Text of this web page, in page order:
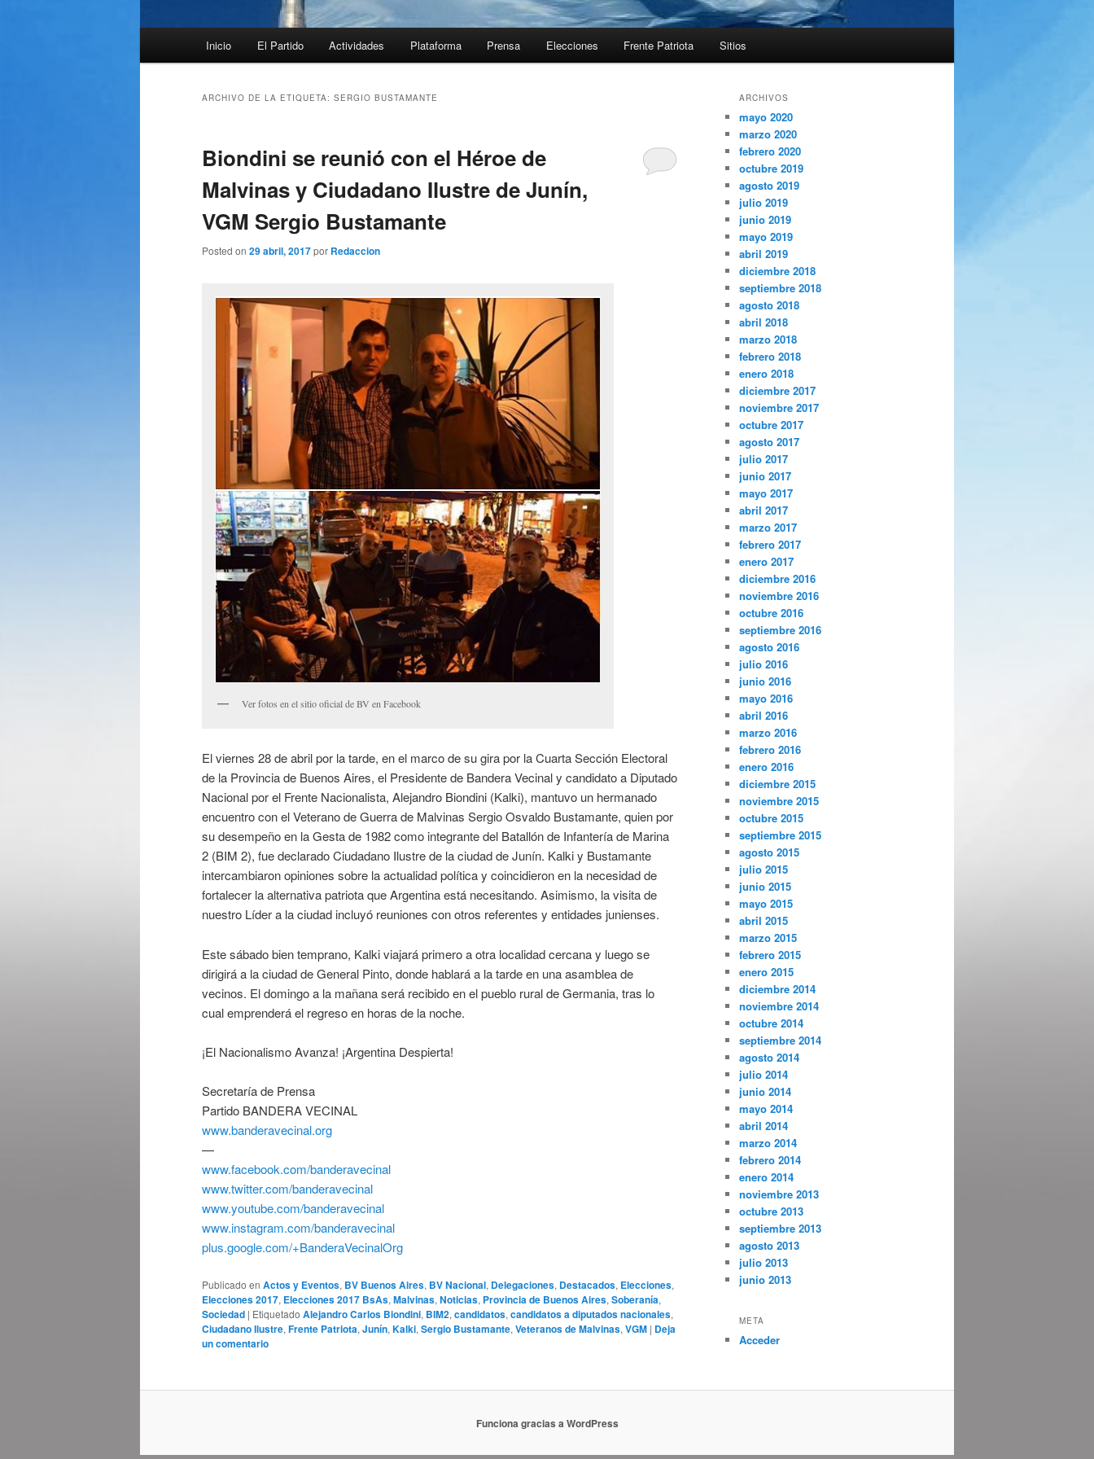
Inicio El Partido Actividades Plataforma Prensa Elecciones Frente Patriota Sitios
ARCHIVO DE LA ETIQUETA: SERGIO BUSTAMANTE
Biondini se reunió con el Héroe de
Malvinas y Ciudadano Ilustre de Junín,
VGM Sergio Bustamante
Posted on 29 abril, 2017por Redaccion
Ver fotos en el sitio oficial de BV en Facebook
El viernes 28 de abril por la tarde, en el marco de su gira por la Cuarta Sección Electoral
de la Provincia de Buenos Aires, el Presidente de Bandera Vecinal y candidato a Diputado
Nacional por el Frente Nacionalista, Alejandro Biondini (Kalki), mantuvo un hermanado
encuentro con el Veterano de Guerra de Malvinas Sergio Osvaldo Bustamante, quien por
su desempeño en la Gesta de 1982 como integrante del Batallón de Infantería de Marina
2 (BIM 2), fue declarado Ciudadano Ilustre de la ciudad de Junín. Kalki y Bustamante
intercambiaron opiniones sobre la actualidad política y coincidieron en la necesidad de
fortalecer la alternativa patriota que Argentina está necesitando. Asimismo, la visita de
nuestro Líder a la ciudad incluyó reuniones con otros referentes y entidades junienses.
Este sábado bien temprano, Kalki viajará primero a otra localidad cercana y luego se
dirigirá a la ciudad de General Pinto, donde hablará a la tarde en una asamblea de
vecinos. El domingo a la mañana será recibido en el pueblo rural de Germania, tras lo
cual emprenderá el regreso en horas de la noche.
¡El Nacionalismo Avanza! ¡Argentina Despierta!
Secretaría de Prensa
Partido BANDERA VECINAL
www.banderavecinal.org
—
www.facebook.com/banderavecinal
www.twitter.com/banderavecinal
www.youtube.com/banderavecinal
www.instagram.com/banderavecinal
plus.google.com/+BanderaVecinalOrg
Publicado en Actos y Eventos, BV Buenos Aires, BV Nacional, Delegaciones, Destacados, Elecciones,
Elecciones 2017, Elecciones 2017 BsAs, Malvinas, Noticias, Provincia de Buenos Aires, Soberanía,
Sociedad | Etiquetado Alejandro Carlos Biondini, BIM2, candidatos, candidatos a diputados nacionales,
Ciudadano Ilustre, Frente Patriota, Junín, Kalki, Sergio Bustamante, Veteranos de Malvinas, VGM | Deja
un comentario
ARCHIVOS
mayo 2020
marzo 2020
febrero 2020
octubre 2019
agosto 2019
julio 2019
junio 2019
mayo 2019
abril 2019
diciembre 2018
septiembre 2018
agosto 2018
abril 2018
marzo 2018
febrero 2018
enero 2018
diciembre 2017
noviembre 2017
octubre 2017
agosto 2017
julio 2017
junio 2017
mayo 2017
abril 2017
marzo 2017
febrero 2017
enero 2017
diciembre 2016
noviembre 2016
octubre 2016
septiembre 2016
agosto 2016
julio 2016
junio 2016
mayo 2016
abril 2016
marzo 2016
febrero 2016
enero 2016
diciembre 2015
noviembre 2015
octubre 2015
septiembre 2015
agosto 2015
julio 2015
junio 2015
mayo 2015
abril 2015
marzo 2015
febrero 2015
enero 2015
diciembre 2014
noviembre 2014
octubre 2014
septiembre 2014
agosto 2014
julio 2014
junio 2014
mayo 2014
abril 2014
marzo 2014
febrero 2014
enero 2014
noviembre 2013
octubre 2013
septiembre 2013
agosto 2013
julio 2013
junio 2013
META
Acceder
Funciona gracias a WordPress